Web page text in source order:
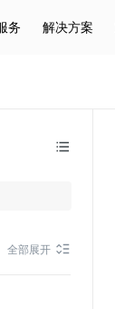
务 解决方案
全部展开